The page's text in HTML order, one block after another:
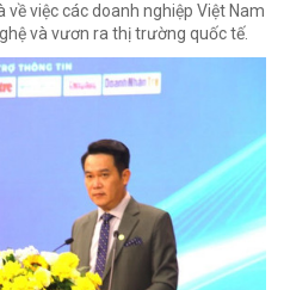
việc các doanh nghiệp Việt Nam
và vươn ra thị trường quốc tế.